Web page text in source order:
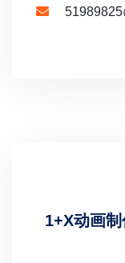
1+X动画